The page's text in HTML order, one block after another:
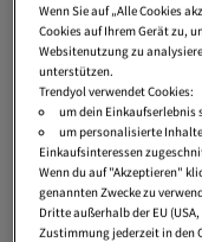
Platz 4 der Top-
Wenn Sie auf „Alle Cookies
Cookies auf Ihrem Gerät zu,
Websitenutzung zu
unterstützen.
Trendyol verwendet Cookies:
um dein
um personalisierte
Einkaufsinteressen
Wenn du auf "Akzeptieren"
genannten Zwecke zu
Dritte außerhalb der EU
Zustimmung jederzeit in den